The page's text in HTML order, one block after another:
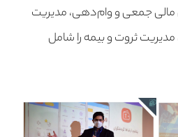
مالی جمعی و وام‌دهی، مدیریت
ثروت و بیمه را شامل